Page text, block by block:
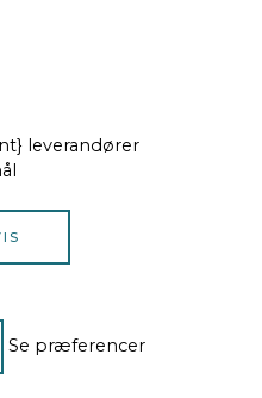
leverandører
Se præferencer